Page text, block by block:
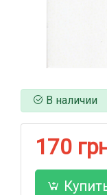
В наличии
170